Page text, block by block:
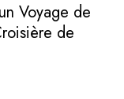
Voyage de
de